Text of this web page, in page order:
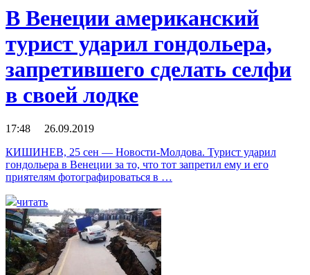
В Венеции американский
турист ударил гондольера,
запретившего сделать селфи
в своей лодке
17:48 26.09.2019
КИШИНЕВ, 25 сен — Новости-Молдова. Турист ударил
гондольера в Венеции за то, что тот запретил ему и его
приятелям фотографироваться в …
читать